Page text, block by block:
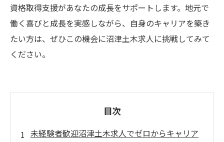
資格取得支援があなたの成長をサポートします。地元で
働く喜びと成長を実感しながら、自身のキャリアを築き
たい方は、ぜひこの機会に沼津土木求人に挑戦してみて
ください。
目次
未経験者歓迎沼津土木求人でゼロからキャリア